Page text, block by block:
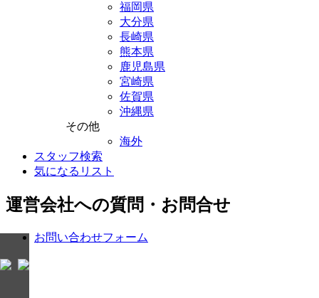
福岡県
大分県
長崎県
熊本県
鹿児島県
宮崎県
佐賀県
沖縄県
その他
海外
スタッフ検索
気になるリスト
運営会社への質問・お問合せ
お問い合わせフォーム